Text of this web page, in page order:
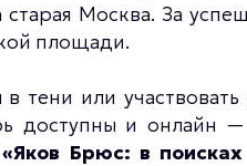
старая Москва. За
площади.
в тени или
доступны и онлайн
Брюс: в поисках